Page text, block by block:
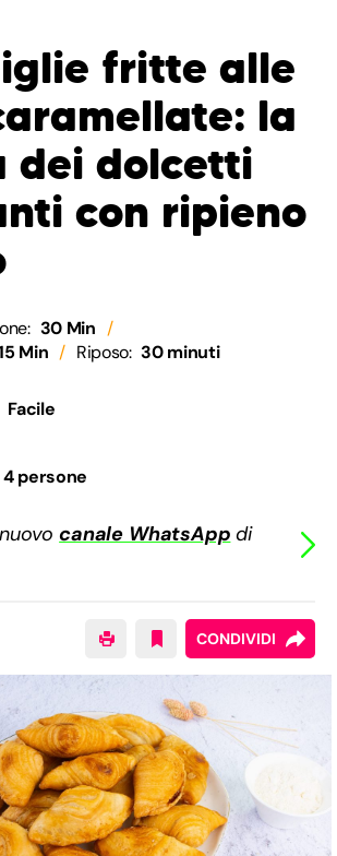
fritte alle
la
dei dolcetti
con ripieno
30 Min
Min Riposo: 30 minuti
Facile
4 persone
canale WhatsApp di
CONDIVIDI